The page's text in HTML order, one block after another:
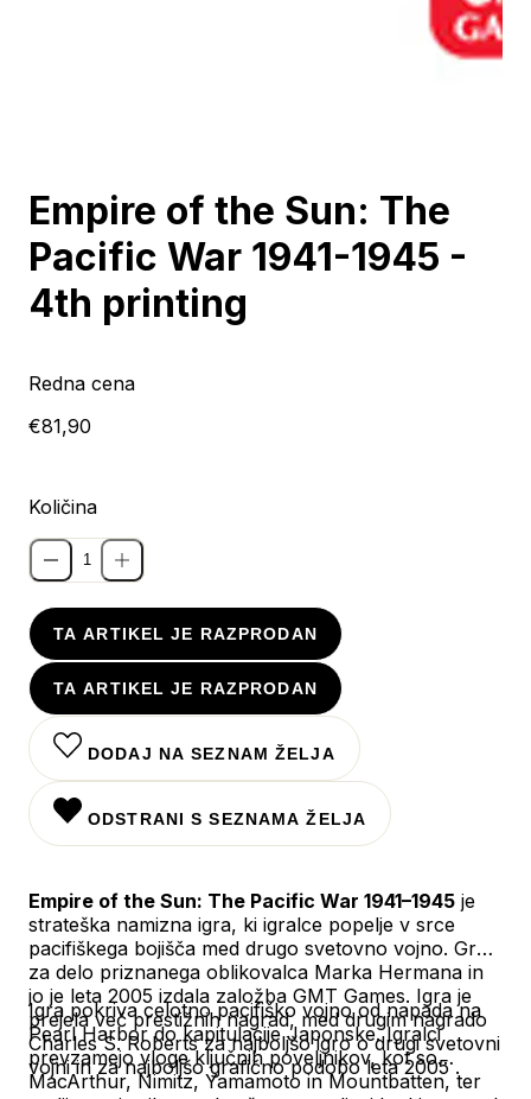
Empire of the Sun: The
Pacific War 1941-1945 -
4th printing
Redna cena
€81,90
Količina
TA ARTIKEL JE RAZPRODAN
TA ARTIKEL JE RAZPRODAN
DODAJ NA SEZNAM ŽELJA
ODSTRANI S SEZNAMA ŽELJA
Empire of the Sun: The Pacific War 1941–1945 je
strateška namizna igra, ki igralce popelje v srce
pacifiškega bojišča med drugo svetovno vojno. Gre
za delo priznanega oblikovalca Marka Hermana in
jo je leta 2005 izdala založba GMT Games. Igra je
prejela več prestižnih nagrad, med drugim nagrado
Charles S. Roberts za najboljšo igro o drugi svetovni
vojni in za najboljšo grafično podobo leta 2005.
Igra pokriva celotno pacifiško vojno od napada na
Pearl Harbor do kapitulacije Japonske. Igralci
prevzamejo vloge ključnih poveljnikov, kot so
MacArthur, Nimitz, Yamamoto in Mountbatten, ter